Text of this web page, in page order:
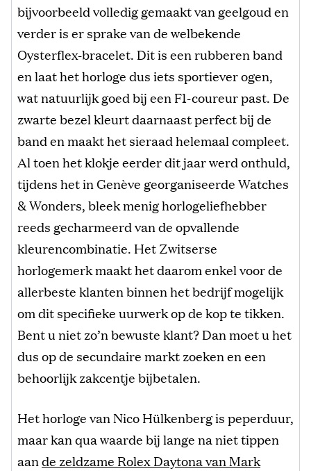
bijvoorbeeld volledig gemaakt van geelgoud en
verder is er sprake van de welbekende
Oysterflex-bracelet. Dit is een rubberen band
en laat het horloge dus iets sportiever ogen,
wat natuurlijk goed bij een F1-coureur past. De
zwarte bezel kleurt daarnaast perfect bij de
band en maakt het sieraad helemaal compleet.
Al toen het klokje eerder dit jaar werd onthuld,
tijdens het in Genève georganiseerde Watches
& Wonders, bleek menig horlogeliefhebber
reeds gecharmeerd van de opvallende
kleurencombinatie. Het Zwitserse
horlogemerk maakt het daarom enkel voor de
allerbeste klanten binnen het bedrijf mogelijk
om dit specifieke uurwerk op de kop te tikken.
Bent u niet zo’n bewuste klant? Dan moet u het
dus op de secundaire markt zoeken en een
behoorlijk zakcentje bijbetalen.
Het horloge van Nico Hülkenberg is peperduur,
maar kan qua waarde bij lange na niet tippen
aande zeldzame Rolex Daytona van Mark